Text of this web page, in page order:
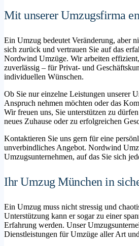
Mit unserer Umzugsfirma
Ein Umzug bedeutet Veränderung, aber
sich zurück und vertrauen Sie auf das
Nordwind Umzüge. Wir arbeiten
zuverlässig – für Privat- und
individuellen Wünschen.
Ob Sie nur einzelne Leistungen unserer
Anspruch nehmen möchten oder das
Wir freuen uns, Sie unterstützen zu
neues Zuhause oder zu erfolgreichen
Kontaktieren Sie uns gern für eine
unverbindliches Angebot. Nordwind
Umzugsunternehmen, auf das Sie sich
Ihr Umzug München in
Ein Umzug muss nicht stressig und
Unterstützung kann er sogar zu einer
Erfahrung werden. Unser
Dienstleistungen für Umzüge aller Art